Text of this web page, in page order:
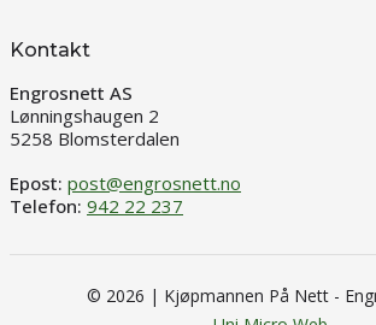
Kontakt
Engrosnett AS
Lønningshaugen 2
5258 Blomsterdalen
Epost: post@engrosnett.no
Telefon: 942 22 237
© 2026 | Kjøpmannen På Nett -